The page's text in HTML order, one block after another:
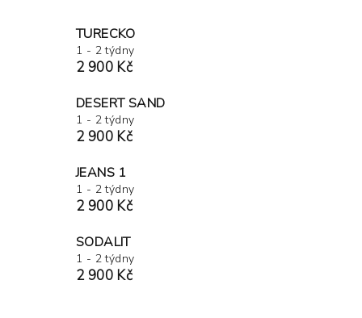
TURECKO
1 - 2 týdny
2 900 Kč
DESERT SAND
1 - 2 týdny
2 900 Kč
JEANS 1
1 - 2 týdny
2 900 Kč
SODALIT
1 - 2 týdny
2 900 Kč